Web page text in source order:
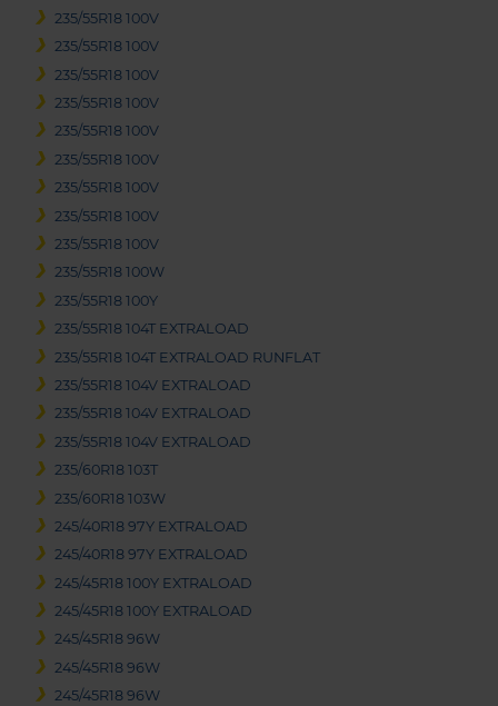
235/55R18 100V
235/55R18 100V
235/55R18 100V
235/55R18 100V
235/55R18 100V
235/55R18 100V
235/55R18 100V
235/55R18 100V
235/55R18 100V
235/55R18 100W
235/55R18 100Y
235/55R18 104T EXTRALOAD
235/55R18 104T EXTRALOAD RUNFLAT
235/55R18 104V EXTRALOAD
235/55R18 104V EXTRALOAD
235/55R18 104V EXTRALOAD
235/60R18 103T
235/60R18 103W
245/40R18 97Y EXTRALOAD
245/40R18 97Y EXTRALOAD
245/45R18 100Y EXTRALOAD
245/45R18 100Y EXTRALOAD
245/45R18 96W
245/45R18 96W
245/45R18 96W